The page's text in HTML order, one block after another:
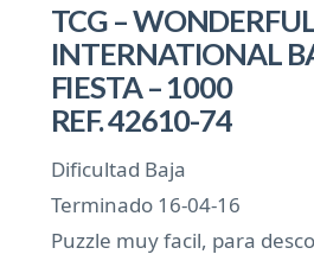
TCG –
INTERNATIONAL
FIESTA – 1000
REF. 42610-74
Dificultad Baja
Terminado 16-04-16
Puzzle muy facil, para